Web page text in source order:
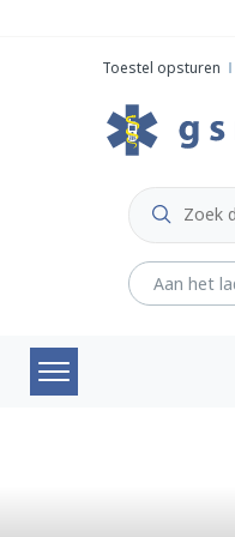
Toestel opsturen